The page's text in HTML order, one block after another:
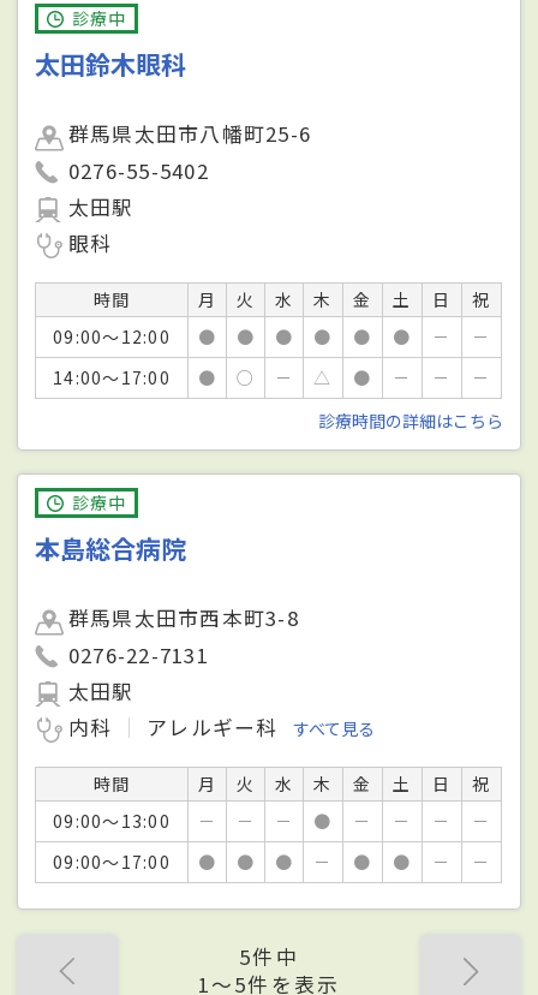
診療中
太田鈴木眼科
群馬県太田市八幡町25-6
0276-55-5402
太田駅
眼科
時間 月 火 水 木 金 土 日
祝
09:00～12:00
● ● ● ● ● ● －
－
14:00～17:00
● ○ － △ ● － －
－
診療時間の詳細はこちら
診療中
本島総合病院
群馬県太田市西本町3-8
0276-22-7131
太田駅
内科
アレルギー科 すべて見る
時間 月 火 水 木 金 土 日
祝
09:00～13:00
－ － － ● － － －
－
09:00～17:00
● ● ● － ● ● － －
5件中
1〜5件を表示